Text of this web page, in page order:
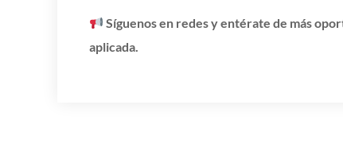
Síguenos en redes y entérate de más
aplicada.